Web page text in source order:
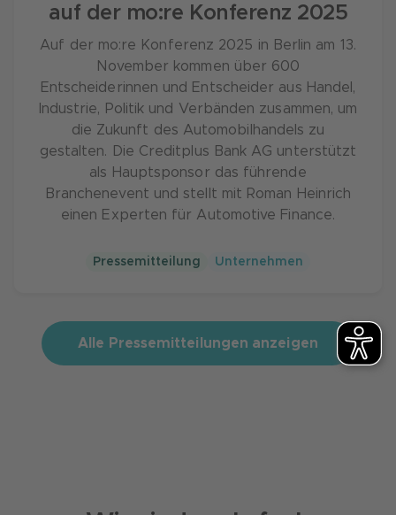
auf der mo:re Konferenz 2025
Auf der mo:re Konferenz 2025 in Berlin am 13.
November kommen über 600
Entscheiderinnen und Entscheider aus Handel,
Industrie, Politik und Verbänden zusammen, um
die Zukunft des Automobilhandels zu
gestalten. Die Creditplus Bank AG unterstützt
als Hauptsponsor das führende
Branchenevent und stellt mit Roman Heinrich
einen Experten für Automotive Finance.
Pressemitteilung Unternehmen
Alle Pressemitteilungen anzeigen